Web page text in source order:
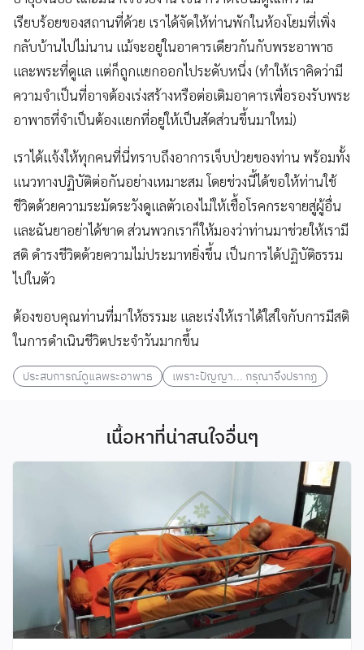
เรียบร้อยของสถานที่ด้วย เราได้จัดให้ท่านพักในห้องโยมที่เพิ่ง
กลับบ้านไปไม่นาน แม้จะอยู่ในอาคารเดียวกันกับพระอาพาธ
และพระที่ดูแล แต่ก็ถูกแยกออกไประดับหนึ่ง (ทำให้เราคิดว่ามี
ความจำเป็นที่อาจต้องเร่งสร้างหรือต่อเติมอาคารเพื่อรองรับพระ
อาพาธที่จำเป็นต้องแยกที่อยู่ให้เป็นสัดส่วนขึ้นมาใหม่)
เราได้แจ้งให้ทุกคนที่นี่ทราบถึงอาการเจ็บป่วยของท่าน พร้อมทั้ง
แนวทางปฏิบัติต่อกันอย่างเหมาะสม โดยช่วงนี้ได้ขอให้ท่านใช้
ชีวิตด้วยความระมัดระวังดูแลตัวเองไม่ให้เชื้อโรคกระจายสู่ผู้อื่น
และฉันยาอย่าได้ขาด ส่วนพวกเราก็ให้มองว่าท่านมาช่วยให้เรามี
สติ ดำรงชีวิตด้วยความไม่ประมาทยิ่งขึ้น เป็นการได้ปฏิบัติธรรม
ไปในตัว
ต้องขอบคุณท่านที่มาให้ธรรมะ และเร่งให้เราได้ใส่ใจกับการมีสติ
ในการดำเนินชีวิตประจำวันมากขึ้น
ประสบการณ์ดูแลพระอาพาธ เพราะปัญญา... กรุณาจึงปรากฏ
เนื้อหาที่น่าสนใจอื่นๆ